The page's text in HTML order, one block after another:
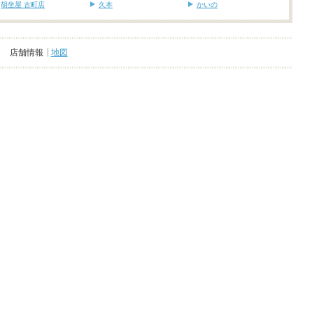
胡坐屋 古町店 久本 かいの
店舗情報 地図